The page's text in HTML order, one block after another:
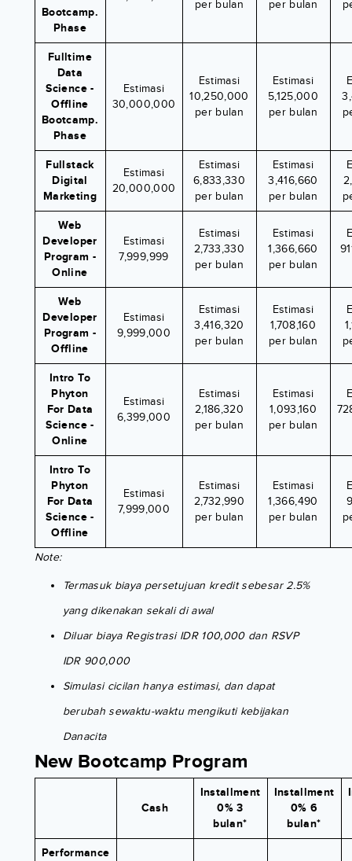
Bootcamp.
Phase
per bulan per bulan
Fulltime
Data
Science -
Offline
Bootcamp.
Phase
Estimasi
30,000,000
Estimasi
10,250,000
per bulan
Estimasi
5,125,000
per bulan
Fullstack
Digital
Marketing
Estimasi
20,000,000
Estimasi
6,833,330
per bulan
Estimasi
3,416,660
per bulan
Web
Developer
Program -
Online
Estimasi
7,999,999
Estimasi
2,733,330
per bulan
Estimasi
1,366,660
per bulan
Web
Developer
Program -
Offline
Estimasi
9,999,000
Estimasi
3,416,320
per bulan
Estimasi
1,708,160
per bulan
Intro To
Phyton
For Data
Science -
Online
Estimasi
6,399,000
Estimasi
2,186,320
per bulan
Estimasi
1,093,160
per bulan
Intro To
Phyton
For Data
Science -
Offline
Estimasi
7,999,000
Estimasi
2,732,990
per bulan
Estimasi
1,366,490
per bulan
Note:
Termasuk biaya persetujuan kredit sebesar 2.5%
yang dikenakan sekali di awal
Diluar biaya Registrasi IDR 100,000 dan RSVP
IDR 900,000
Simulasi cicilan hanya estimasi, dan dapat
berubah sewaktu-waktu mengikuti kebijakan
Danacita
New Bootcamp Program
Cash
Installment
0% 3
bulan*
Installment
0% 6
bulan*
Performance